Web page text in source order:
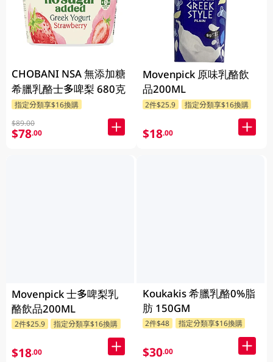
CHOBANI NSA 無添加糖
希臘乳酪士多啤梨 680克
指定分類享$16換購
$89.00
$78.00
Movenpick 士多啤梨乳
酪飲品200ML
2件$25.9 指定分類享$16換購
$18.00
Movenpick 原味乳酪飲
品200ML
2件$25.9 指定分類享$16換購
$18.00
Koukakis 希臘乳酪0%脂
肪 150GM
2件$48 指定分類享$16換購
$30.00